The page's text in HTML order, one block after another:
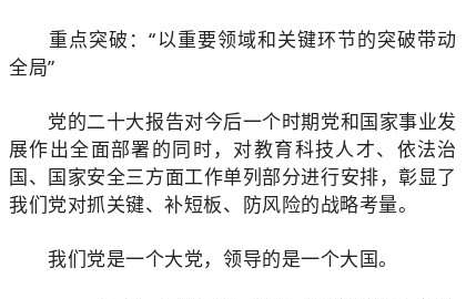
重点突破：“以重要领域和关键环节的突破带动
全局”
党的二十大报告对今后一个时期党和国家事业发
展作出全面部署的同时，对教育科技人才、依法治
国、国家安全三方面工作单列部分进行安排，彰显了
我们党对抓关键、补短板、防风险的战略考量。
我们党是一个大党，领导的是一个大国。